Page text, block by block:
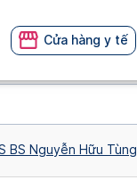
Cửa hàng y tế
BS Nguyễn Hữu Tùng